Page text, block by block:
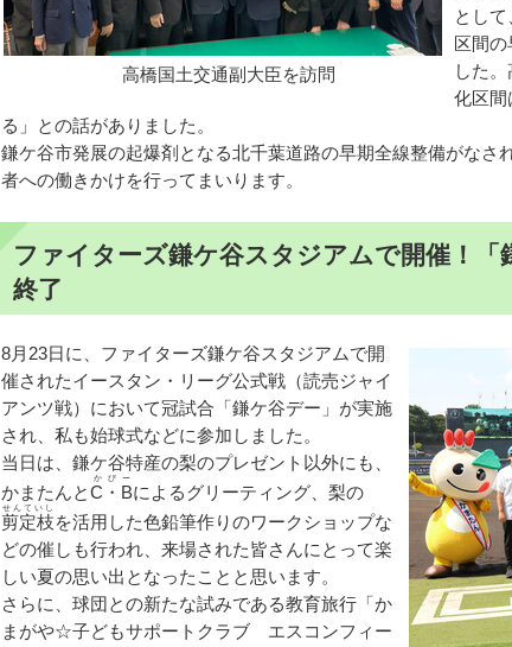
高橋国土交通副大臣を訪問
とし
区間の
した
化区間
る」との話がありました。
鎌ケ谷市発展の起爆剤となる北千葉道路の早期全線整備がなさ
者への働きかけを行ってまいります。
ファイターズ鎌ケ谷スタジアムで開催！「
終了
8月23日に、ファイターズ鎌ケ谷スタジアムで開
催されたイースタン・リーグ公式戦（読売ジャイ
アンツ戦）において冠試合「鎌ケ谷デー」が実施
され、私も始球式などに参加しました。
当日は、鎌ケ谷特産の梨のプレゼント以外にも、
かまたんとC・B
かびー
によるグリーティング、梨の
剪定枝
せんていし
を活用した色鉛筆作りのワークショップな
どの催しも行われ、来場された皆さんにとって楽
しい夏の思い出となったことと思います。
さらに、球団との新たな試みである教育旅行「か
まがや☆子どもサポートクラブ エスコンフィー